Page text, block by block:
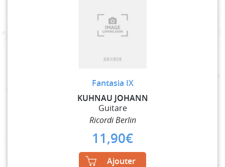
Fantasia IX
KUHNAU JOHANN
Guitare
Ricordi Berlin
11,90€
Ajouter